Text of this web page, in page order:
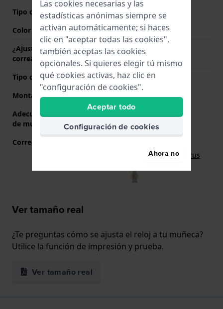
Tipo de cierre
Cierre desplegable
Color del cierre
Plateado
¿Ajuste del tamaño de la
correa por HWG?
Si
Tipo de montaje
Pasadores de resorte
Montaje Recto
Si
Adecuado para el tomaño
de muñeca
Correa original
Correa Lorus
Ver tamaño real
¿Te preguntas cómo se ajusta el reloj a tu muñeca?
Utilice la función de impresión y prueba.
Ver tamaño real
Las cookies necesarias y las
estadísticas anónimas siempre se
activan automáticamente; si haces
clic en "aceptar todas las cookies",
también aceptas las cookies
opcionales. Si quieres elegir tú mismo
qué cookies activas, haz clic en
"configuración de cookies".
Aceptar todo
Configuración de cookies
Ahora no